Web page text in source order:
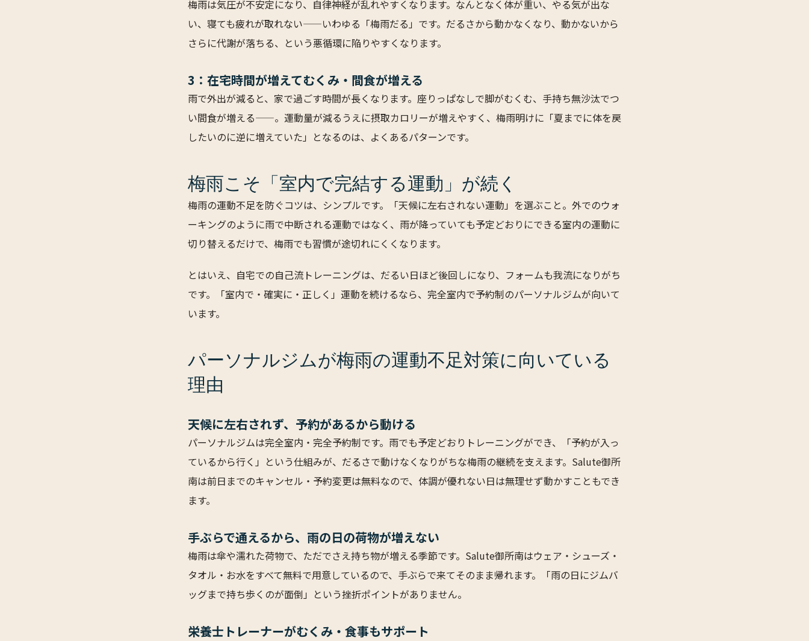
梅雨は気圧が不安定になり、自律神経が乱れやすくなります。なんとなく体が重い、やる気が出な
い、寝ても疲れが取れない——いわゆる「梅雨だる」です。だるさから動かなくなり、動かないから
さらに代謝が落ちる、という悪循環に陥りやすくなります。
3：在宅時間が増えてむくみ・間食が増える
雨で外出が減ると、家で過ごす時間が長くなります。座りっぱなしで脚がむくむ、手持ち無沙汰でつ
い間食が増える——。運動量が減るうえに摂取カロリーが増えやすく、梅雨明けに「夏までに体を戻
したいのに逆に増えていた」となるのは、よくあるパターンです。
梅雨こそ「室内で完結する運動」が続く
梅雨の運動不足を防ぐコツは、シンプルです。「天候に左右されない運動」を選ぶこと。外でのウォ
ーキングのように雨で中断される運動ではなく、雨が降っていても予定どおりにできる室内の運動に
切り替えるだけで、梅雨でも習慣が途切れにくくなります。
とはいえ、自宅での自己流トレーニングは、だるい日ほど後回しになり、フォームも我流になりがち
です。「室内で・確実に・正しく」運動を続けるなら、完全室内で予約制のパーソナルジムが向いて
います。
パーソナルジムが梅雨の運動不足対策に向いている
理由
天候に左右されず、予約があるから動ける
パーソナルジムは完全室内・完全予約制です。雨でも予定どおりトレーニングができ、「予約が入っ
ているから行く」という仕組みが、だるさで動けなくなりがちな梅雨の継続を支えます。Salute御所
南は前日までのキャンセル・予約変更は無料なので、体調が優れない日は無理せず動かすこともでき
ます。
手ぶらで通えるから、雨の日の荷物が増えない
梅雨は傘や濡れた荷物で、ただでさえ持ち物が増える季節です。Salute御所南はウェア・シューズ・
タオル・お水をすべて無料で用意しているので、手ぶらで来てそのまま帰れます。「雨の日にジムバ
ッグまで持ち歩くのが面倒」という挫折ポイントがありません。
栄養士トレーナーがむくみ・食事もサポート